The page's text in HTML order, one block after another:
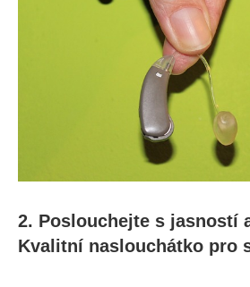
2. Poslouchejte s jasností
Kvalitní naslouchátko pro